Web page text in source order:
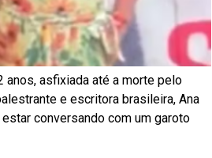
anos, asfixiada até a morte pelo
e escritora brasileira, Ana
conversando com um garoto